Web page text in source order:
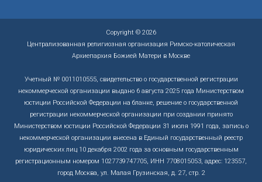
Copyright © 2026
Централизованная религиозная организация Римско-католическая
Архиепархия Божией Матери в Москве
Учетный № 0011010555, свидетельство о государственной регистрации
некоммерческой организации выдано 6 августа 2025 года Министерством
юстиции Российской Федерации на бланке, решение о государственной
регистрации некоммерческой организации при создании принято
Министерством юстиции Российской Федерации 31 июля 1991 года, запись о
некоммерческой организации внесена в Единый государственный реестр
юридических лиц 10 декабря 2002 года за основным государственным
регистрационным номером 1027739747705, ИНН 7708015053, адрес: 123557,
город Москва, ул. Малая Грузинская, д. 27, стр. 2